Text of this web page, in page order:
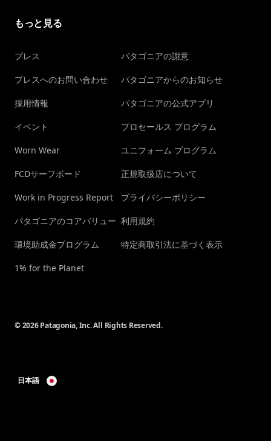
もっと見る
プレス
プレスへのお問い合わせ
採用情報
イベント
Worn Wear
FCDサーフボード
Work in Progress Report
パタゴニアのコアバリュー
環境助成金プログラム
1% for the Planet
パタゴニアの謝意
パタゴニアからのお知らせ
パタゴニアの公式アプリ
プロセールス プログラム
ユニフォーム プログラム
正規取扱店について
プライバシーポリシー
利用規約
特定商取引法に基づく表示
© 2026 Patagonia, Inc. All Rights Reserved.
日本語